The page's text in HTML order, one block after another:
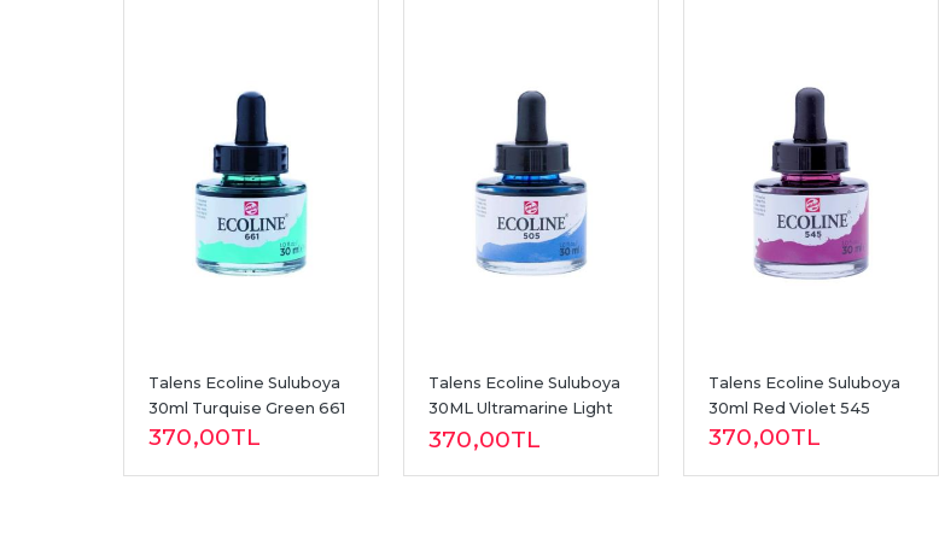
Talens Ecoline Suluboya
30ml Turquise Green 661
370,00TL
Talens Ecoline Suluboya
30ML Ultramarine Light
505
370,00TL
Talens Ecoline Suluboya
30ml Red Violet 545
370,00TL